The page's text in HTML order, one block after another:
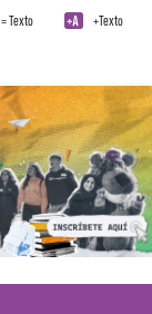
= Texto +Texto